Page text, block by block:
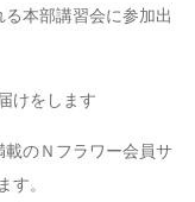
本部講習会に参加出
けをします
のＮフラワー会員サ
。